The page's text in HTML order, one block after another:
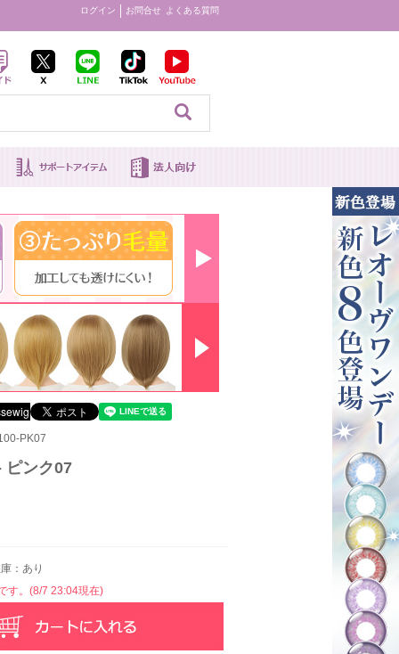
ログイン お問合せ よくある質問
PK07
ピンク07
：あり
す。(8/7 23:04現在)